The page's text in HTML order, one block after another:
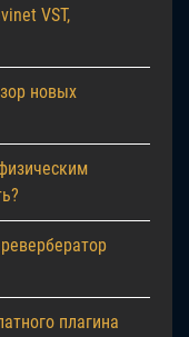
VST,
новых
плагина